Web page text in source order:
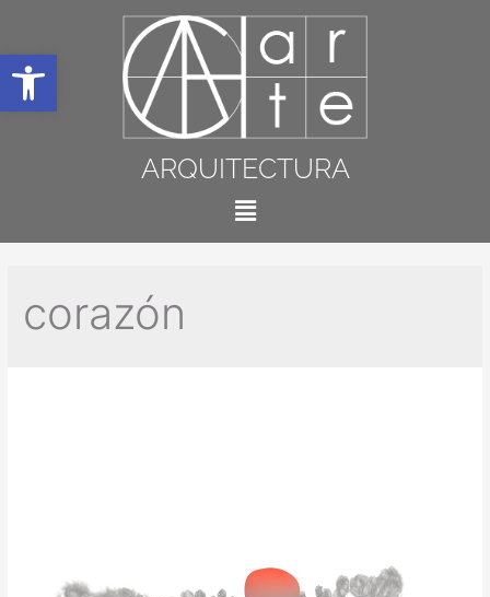
Abrir barra de herramientas
ARQUITECTURA
corazón